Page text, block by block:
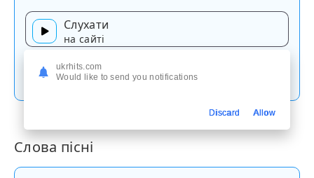
Слухати
на сайті
Скачати пісню
Слова пісні
ukrhits.com
Would like to send you notifications
Discard Allow